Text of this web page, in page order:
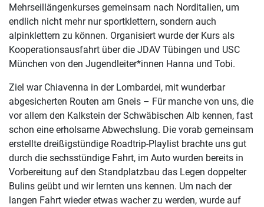
Mehrseillängenkurses gemeinsam nach Norditalien, um
endlich nicht mehr nur sportklettern, sondern auch
alpinklettern zu können. Organisiert wurde der Kurs als
Kooperationsausfahrt über die JDAV Tübingen und USC
München von den Jugendleiter*innen Hanna und Tobi.
Ziel war Chiavenna in der Lombardei, mit wunderbar
abgesicherten Routen am Gneis – Für manche von uns, die
vor allem den Kalkstein der Schwäbischen Alb kennen, fast
schon eine erholsame Abwechslung. Die vorab gemeinsam
erstellte dreißigstündige Roadtrip-Playlist brachte uns gut
durch die sechsstündige Fahrt, im Auto wurden bereits in
Vorbereitung auf den Standplatzbau das Legen doppelter
Bulins geübt und wir lernten uns kennen. Um nach der
langen Fahrt wieder etwas wacher zu werden, wurde auf